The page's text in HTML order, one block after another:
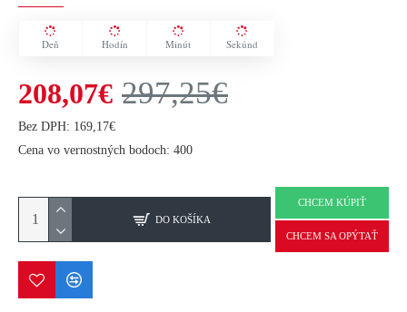
Deň Hodín Minút Sekúnd
208,07€ 297,25€
Bez DPH: 169,17€
Cena vo vernostných bodoch: 400
DO KOŠÍKA
CHCEM KÚPIŤ
CHCEM SA OPÝTAŤ